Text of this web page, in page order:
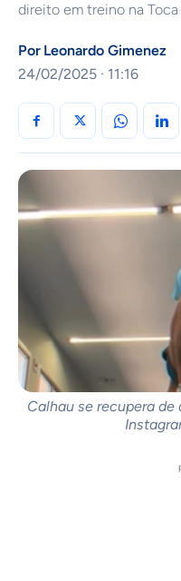
direito em treino na Toca
Por Leonardo Gimenez
24/02/2025 · 11:16
Calhau se recupera